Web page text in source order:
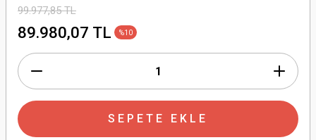
99.977,85 TL
89.980,07 TL %10
SEPETE EKLE